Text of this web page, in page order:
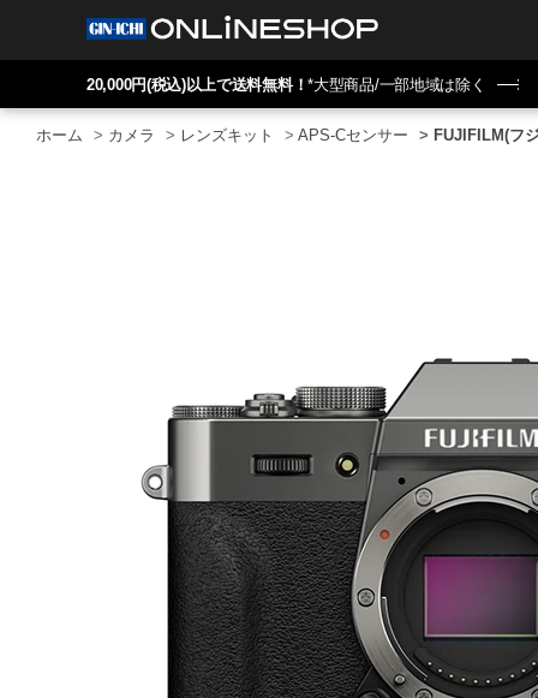
20,000円(税込)以上で送料無料！*大型商品/一部地域は除く
ホーム > カメラ > レンズキット > APS-Cセンサー > FUJIFILM(フ